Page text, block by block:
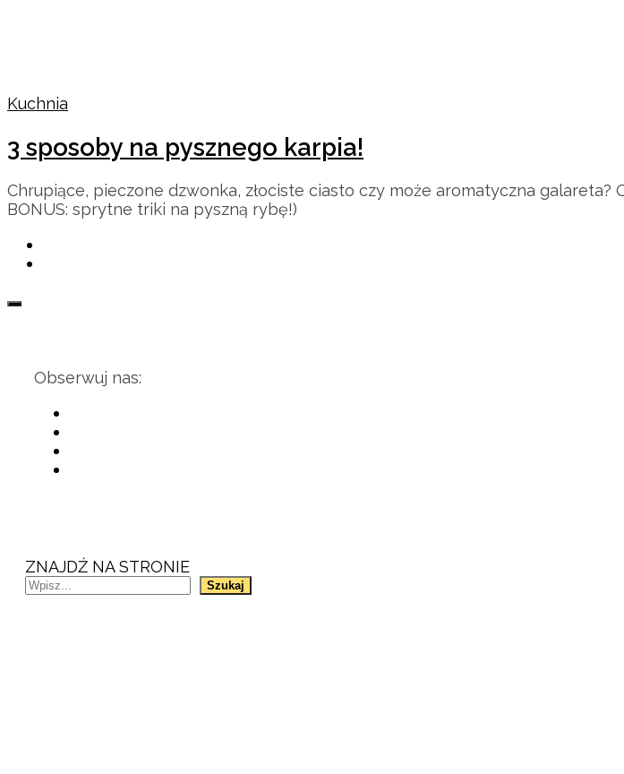
Kuchnia
3 sposoby na pysznego karpia!
Chrupiące, pieczone dzwonka, złociste ciasto czy może aromatyczna
BONUS: sprytne triki na pyszną rybę!)
Obserwuj nas:
ZNAJDŹ NA STRONIE
Szukaj